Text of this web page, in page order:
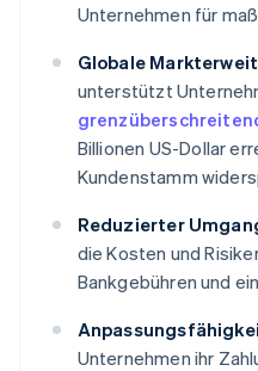
Unternehmen für
Globale
unterstützt
Billionen US-Dollar
Kundenstamm
Reduzierter
die Kosten und
Bankgebühren und
Unternehmen ihr